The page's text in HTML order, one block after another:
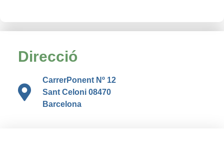
Direcció
CarrerPonent Nº 12
Sant Celoni 08470
Barcelona